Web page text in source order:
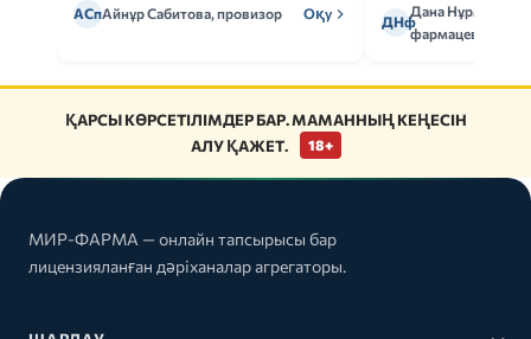
АСпАйнұр Сабитова, провизор Оқу ДНф
Дана
фармацевт
ҚАРСЫ КӨРСЕТІЛІМДЕР БАР. МАМАННЫҢ КЕҢЕСІН
АЛУ ҚАЖЕТ.
18+
МИР-ФАРМА — онлайн тапсырысы бар
лицензияланған дәріханалар агрегаторы.